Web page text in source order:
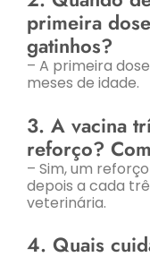
primeira
gatinhos?
– A primeira
meses de idade.
3. A vacina
reforço?
– Sim, um
depois a cada
veterinária.
4. Quais